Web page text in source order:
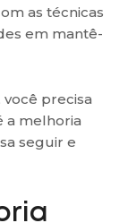
as técnicas
em mantê-
precisa
a melhoria
seguir e